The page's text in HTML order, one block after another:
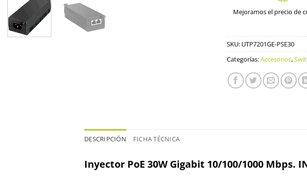
Mejoramos el precio de
SKU: UTP7201GE-PSE30
Categorías:Accesorios,
DESCRIPCIÓN FICHA TÉCNICA
Inyector PoE 30W Gigabit 10/100/1000 Mbps.